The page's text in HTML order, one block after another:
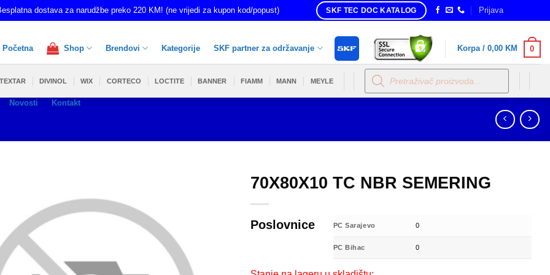
dostava za narudžbe preko 220 KM! (ne vrijedi za kupon kod/popust) SKF TEC DOC KATALOG Prijava
Početna Shop Brendovi Kategorije SKF partner za održavanje
Novosti Kontakt
Korpa / 0,00 KM 0
TEXTAR DIVINOL WIX CORTECO LOCTITE BANNER FIAMM MANN MEYLE
Products
search
70X80X10 TC NBR SEMERING
Poslovnice PC Sarajevo 0
PC Bihac 0